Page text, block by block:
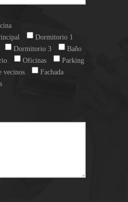
Dormitorio 1
Dormitorio 3
Baño
Oficinas
Parking
vecinos
Fachada